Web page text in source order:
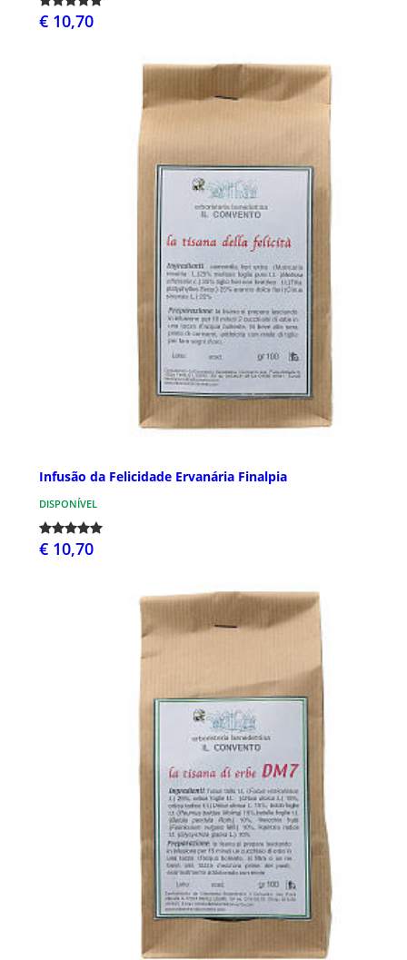
€ 10,70
Infusão da Felicidade Ervanária Finalpia
DISPONÍVEL
€ 10,70